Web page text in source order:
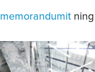
memorandumit